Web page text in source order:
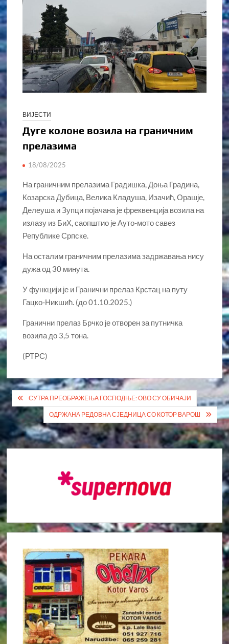
ВИЈЕСТИ
Дуге колоне возила на граничним
прелазима
18/08/2025
На граничним прелазима Градишка, Доња Градина,
Козарска Дубица, Велика Кладуша, Изачић, Орашје,
Делеуша и Зупци појачана је фреквенција возила на
излазу из БиХ, саопштио је Ауто-мото савез
Републике Српске.
На осталим граничним прелазима задржавања нису
дужа од 30 минута.
У функцији је и Гранични прелаз Крстац на путу
Гацко-Никшић. (до 01.10.2025.)
Гранични прелаз Брчко је отворен за путничка
возила до 3,5 тона.
(РТРС)
Кретање
чланка
СУТРА ПРЕОБРАЖЕЊА ГОСПОДЊЕ: ОВО СУ ОБИЧАЈИ
ОДРЖАНА РЕДОВНА СЈЕДНИЦА СО КОТОР ВАРОШ